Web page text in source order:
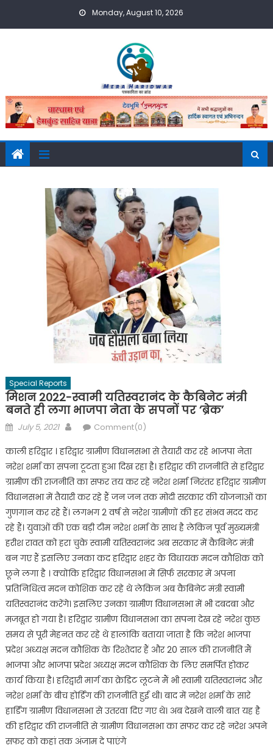
Monday, August 10, 2026
Special Reports
मिशन 2022-स्वामी यतिस्वरानंद के कैबिनेट मंत्री
बनते ही लगा भाजपा नेता के सपनों पर ‘ब्रेक’
Posted
July 5, 2021 AuthorComment(0)
काली हरिद्वार । हरिद्वार ग्रामीण विधानसभा से तैयारी कर रहे भाजपा नेता
नरेश शर्मा का सपना टूटता हुआ दिख रहा है। हरिद्वार की राजनीति से हरिद्वार
ग्रामीण की राजनीति का सफर तय कर रहे नरेश शर्मा निरंतर हरिद्वार ग्रामीण
विधानसभा में तैयारी कर रहे हैं जन जन तक मोदी सरकार की योजनाओं का
गुणगान कर रहे हैं। लगभग 2 वर्ष से नरेश ग्रामीणों की हर संभव मदद कर
रहे हैं। युवाओं की एक बड़ी टीम नरेश शर्मा के साथ है लेकिन पूर्व मुख्यमंत्री
हरीश रावत को हरा चुके स्वामी यतिस्वरानंद अब सरकार में कैबिनेट मंत्री
बन गए हैं इसलिए उनका कद हरिद्वार शहर के विधायक मदन कौशिक को
छूने लगा है । क्योंकि हरिद्वार विधानसभा में सिर्फ सरकार में अपना
प्रतिनिधित्व मदन कोशिक कर रहे थे लेकिन अब कैबिनेट मंत्री स्वामी
यतिस्वरानंद करेंगे। इसलिए उनका ग्रामीण विधानसभा में भी दबदबा और
मजबूत हो गया है। हरिद्वार ग्रामीण विधानसभा का सपना देख रहे नरेश कुछ
समय से पूरी मेहनत कर रहे थे हालांकि बताया जाता है कि नरेश भाजपा
प्रदेश अध्यक्ष मदन कौशिक के रिश्तेदार हैं और 20 साल की राजनीति मैं
भाजपा और भाजपा प्रदेश अध्यक्ष मदन कौशिक के लिए समर्पित होकर
कार्य किया है। हरिद्वारी मार्ग का क्रेडिट लूटने मैं भी स्वामी यतिस्वरानंद और
नरेश शर्मा के बीच होर्डिंग की राजनीति हुई थी। बाद में नरेश शर्मा के सारे
हार्डिंग ग्रामीण विधानसभा से उतरवा दिए गए थे। अब देखने वाली बात यह है
की हरिद्वार की राजनीति से ग्रामीण विधानसभा का सफर कर रहे नरेश अपने
सफर को कहां तक अंजाम दे पाएंगे